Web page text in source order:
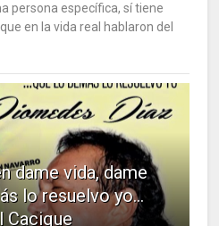
persona específica, sí tiene
en la vida real hablaron del
dame vida, dame
lo resuelvo yo…
Cacique